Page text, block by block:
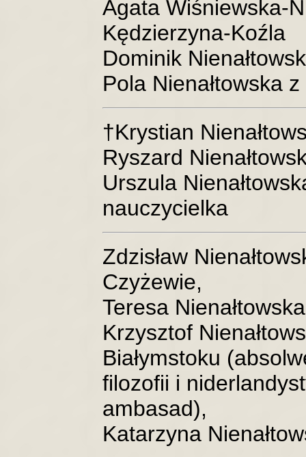
Agata Wiśniewska-
Kędzierzyna-Koźla
Dominik
Pola Nienałtowska
†Krystian
Ryszard
Urszula
nauczycielka
Zdzisław
Czyżewie,
Teresa
Krzysztof
Białymstoku
filozofii i
ambasad),
Katarzyna